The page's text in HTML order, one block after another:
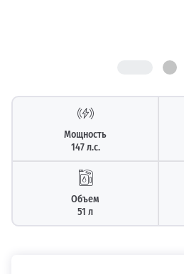
Мощность
147 л.с.
Объем
51 л